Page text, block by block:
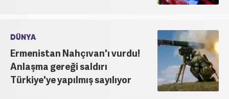
DÜNYA
Ermenistan Nahçıvan'ı vurdu!
Anlaşma gereği saldırı
Türkiye'ye yapılmış sayılıyor